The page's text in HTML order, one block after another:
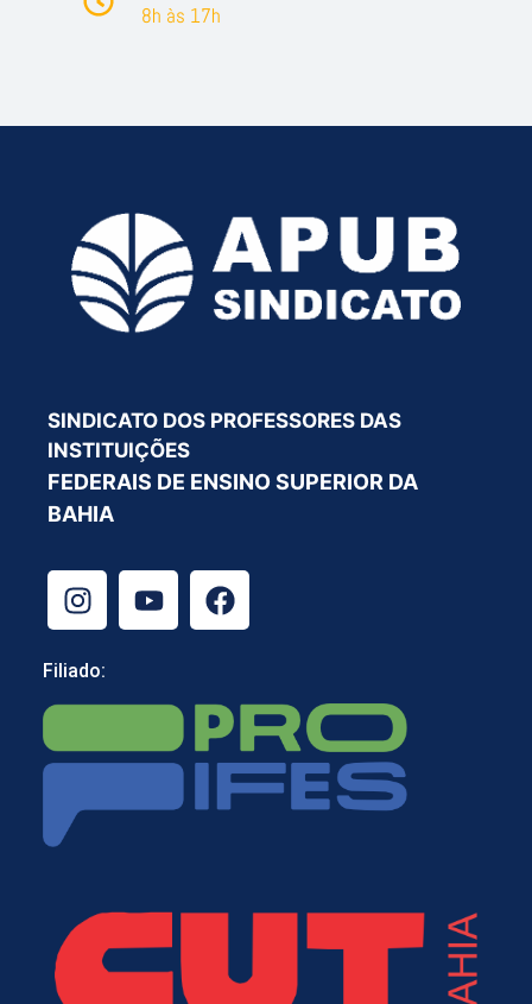
8h às 17h
SINDICATO DOS PROFESSORES DAS
INSTITUIÇÕES
FEDERAIS DE ENSINO SUPERIOR DA
BAHIA
Filiado: